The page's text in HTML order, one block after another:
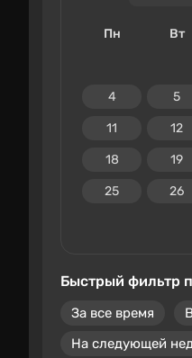
Пн Вт
4 5
11 12
18 19
25 26
Быстрый фильтр
За все время
На следующей